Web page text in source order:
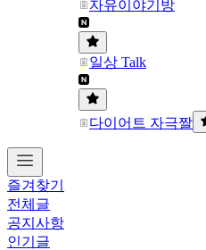
자유이야기방
일상 Talk
다이어트 자극짤
즐겨찾기
전체글
공지사항
인기글